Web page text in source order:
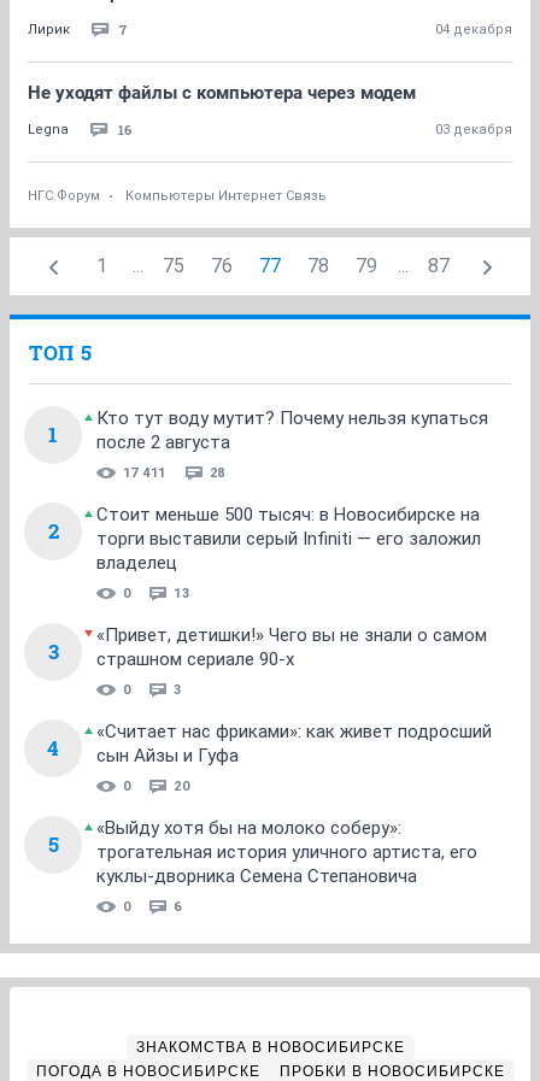
Лирик 7 04 декабря
Не уходят файлы с компьютера через модем
Legna 16 03 декабря
НГС.Форум Компьютеры Интернет Связь
1 ... 75 76 77 78 79 ... 87
ТОП 5
1
Кто тут воду мутит? Почему нельзя купаться
после 2 августа
17 411 28
2
Стоит меньше 500 тысяч: в Новосибирске на
торги выставили серый Infiniti — его заложил
владелец
0 13
3
«Привет, детишки!» Чего вы не знали о самом
страшном сериале 90-х
0 3
4
«Считает нас фриками»: как живет подросший
сын Айзы и Гуфа
0 20
5
«Выйду хотя бы на молоко соберу»:
трогательная история уличного артиста, его
куклы-дворника Семена Степановича
0 6
ЗНАКОМСТВА В НОВОСИБИРСКЕ
ПОГОДА В НОВОСИБИРСКЕ
ПРОБКИ В НОВОСИБИРСКЕ